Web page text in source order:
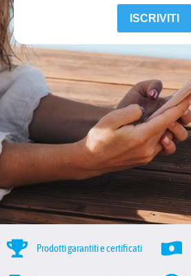
ISCRIVITI
Prodotti garantiti e certificati